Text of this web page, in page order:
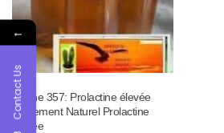
Tisane 357: Prolactine élevée
Traitement Naturel Prolactine
élevée
←
Contact Us